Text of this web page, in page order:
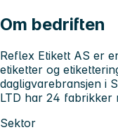
Om bedriften
Reflex Etikett AS er
etiketter og
dagligvarebransjen i
LTD har 24 fabrikker
Sektor